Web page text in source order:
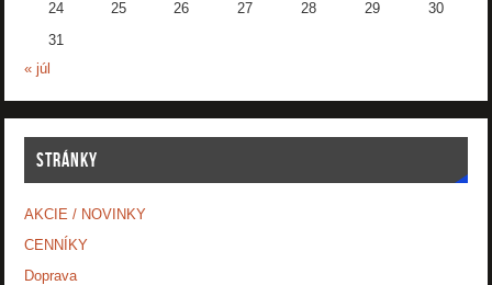
24 25 26 27 28 29 30
31
« júl
STRÁNKY
AKCIE / NOVINKY
CENNÍKY
Doprava